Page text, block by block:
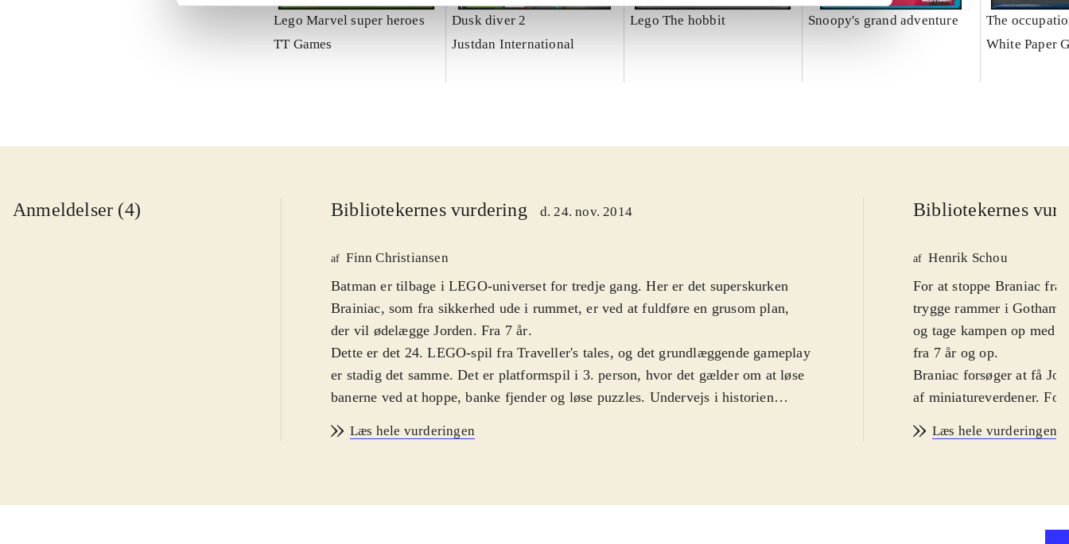
Lego Marvel super heroes
TT Games
Dusk diver 2
Justdan International
Lego The hobbit Snoopy's grand adventure
The
White Paper
Anmeldelser (4) Bibliotekernes vurdering d. 24. nov. 2014
af Finn Christiansen
Batman er tilbage i LEGO-universet for tredje gang. Her er det superskurken
Brainiac, som fra sikkerhed ude i rummet, er ved at fuldføre en grusom plan,
der vil ødelægge Jorden. Fra 7 år.
Dette er det 24. LEGO-spil fra Traveller's tales, og det grundlæggende gameplay
er stadig det samme. Det er platformspil i 3. person, hvor det gælder om at løse
banerne ved at hoppe, banke fjender og løse puzzles. Undervejs i historien
Man kunne let fristes til at tro, at LEGO-formularen efterhånden er blevet
godt, og der er lige akkurat fornyelser nok til, at man ikke bare har set det hele
Læs hele vurderingen
Bibliotekernes
af Henrik Schou
For at stoppe Braniac fra
trygge rammer i Gotham
og tage kampen op med
fra 7 år og op.
Braniac forsøger at få
af miniatureverdener. For
superskurke. Historien
De nye baner er
Gotham-inspirerede
Læs hele vurderingen